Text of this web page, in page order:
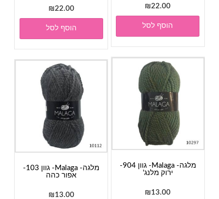
₪22.00
הוסף לסל
₪22.00
הוסף לסל
מלגה- Malaga- גוון 904-
ירוק מלנג'
₪13.00
מלגה- Malaga- גוון 103-
אפור כהה
₪13.00